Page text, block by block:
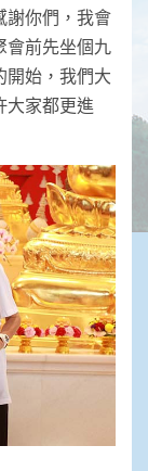
謝你們，我會
會前先坐個九
開始，我們大
大家都更進